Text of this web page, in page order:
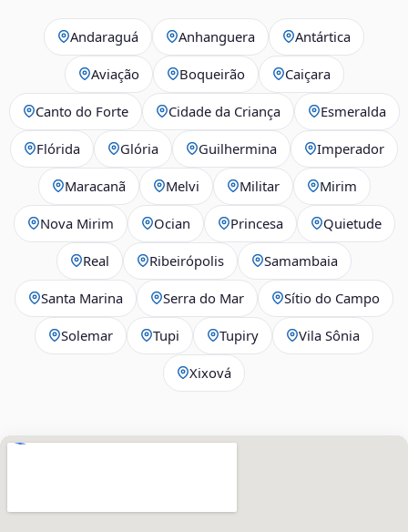
Andaraguá Anhanguera Antártica
Aviação Boqueirão Caiçara
Canto do Forte Cidade da Criança Esmeralda
Flórida Glória Guilhermina Imperador
Maracanã Melvi Militar Mirim
Nova Mirim Ocian Princesa Quietude
Real Ribeirópolis Samambaia
Santa Marina Serra do Mar Sítio do Campo
Solemar Tupi Tupiry Vila Sônia
Xixová